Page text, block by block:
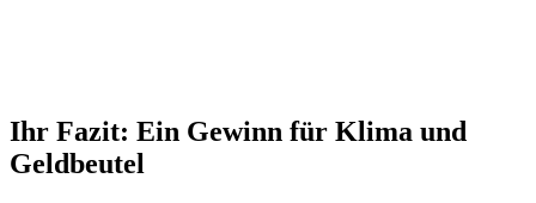
Ihr Fazit: Ein Gewinn für Klima und
Geldbeutel